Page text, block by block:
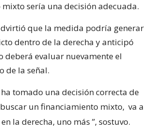
sería una decisión adecuada.
que la medida podría generar
dentro de la derecha y anticipó
deberá evaluar nuevamente el
de la señal.
ha tomado una decisión correcta de
un financiamiento mixto, va a
la derecha, uno más ”, sostuvo.